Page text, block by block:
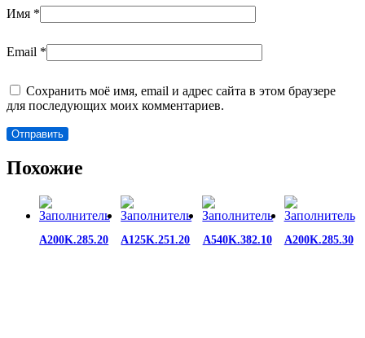
Имя *
Email *
Сохранить моё имя, email и адрес сайта в этом браузере
для последующих моих комментариев.
Похожие
A200K.285.20 A125K.251.20 A540K.382.10 A200K.285.30